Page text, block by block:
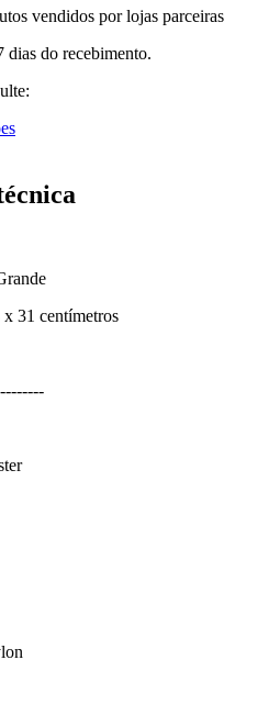
vendidos por lojas parceiras
dias do recebimento.
31 centímetros